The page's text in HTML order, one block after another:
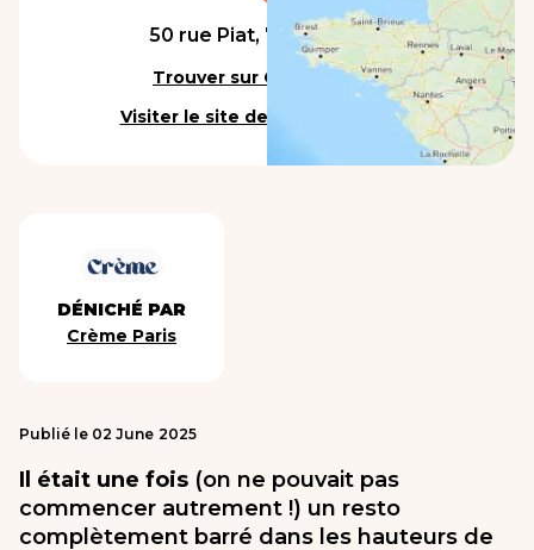
50 rue Piat, 75020, Paris
Trouver sur Google Maps
Visiter le site de l'établissement
DÉNICHÉ PAR
Crème Paris
Publié le 02 June 2025
Il était une fois (on ne pouvait pas
commencer autrement !) un resto
complètement barré dans les hauteurs de